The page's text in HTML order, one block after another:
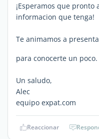
¡Esperamos que
informacion que tenga!
Te animamos a
para conocerte un poco.
Un saludo,
Alec
equipo expat.com
Reaccionar